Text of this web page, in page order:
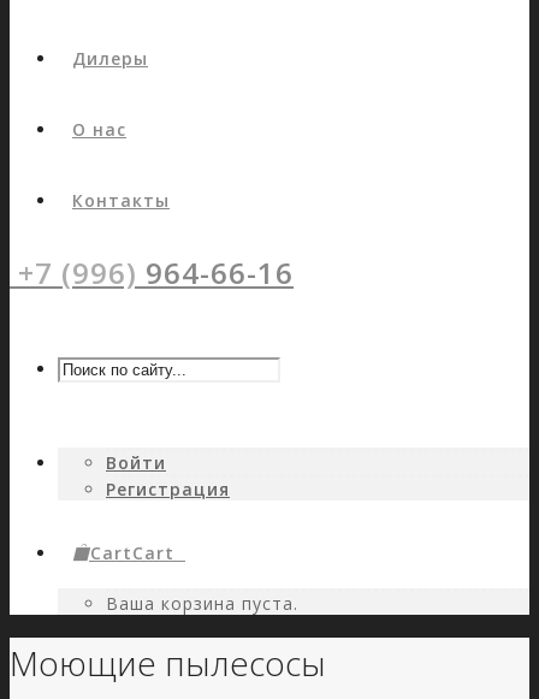
Дилеры
О нас
Контакты
+7 (996) 964-66-16
Войти
Регистрация
CartCart
Ваша корзина пуста.
Моющие пылесосы